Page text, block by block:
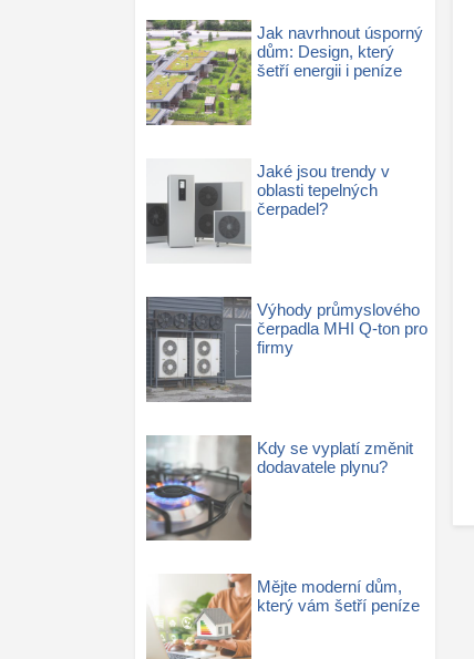
Jak navrhnout úsporný
dům: Design, který
šetří energii i peníze
Jaké jsou trendy v
oblasti tepelných
čerpadel?
Výhody průmyslového
čerpadla MHI Q-ton pro
firmy
Kdy se vyplatí změnit
dodavatele plynu?
Mějte moderní dům,
který vám šetří peníze